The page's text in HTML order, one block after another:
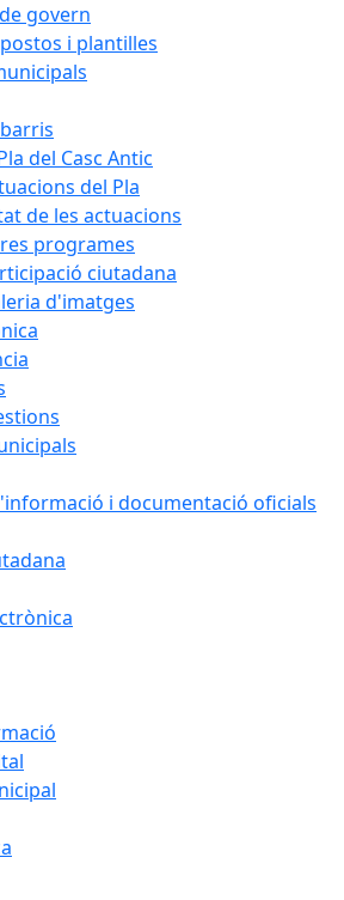
govern
i plantilles
del Casc Antic
del Pla
de les actuacions
programes
ciutadana
d'imatges
i documentació oficials